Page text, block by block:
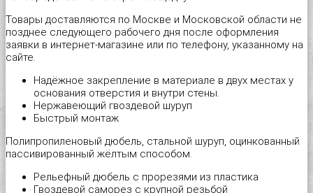
Распорный дюбель с потолочным крюком SX “Wkret-met”
Распорный дюбель с простым крюком PX “Wkret-met”
Распорный дюбель тип S (Ус)
Распорный дюбель тип К (Ёж)
Распорный дюбель трехстороннего распора KPX «Wkret-met»
Скользящая опора для стропил
Угловой соединитель
Уголок крепежный равносторонний (KUR)
Уголок мебельный
Уголок рамный
Тонкогубцы "Targ German type"
Топор со стеклопластиковой ручкой "Strike"
Уровень плиточника "Metric Tiler"
Шпатель резиновый белый
Шпатель фасадный нержавеющий
Товары доставляются по Москве и Московской области не
позднее следующего рабочего дня после оформления
заявки в интернет-магазине или по телефону, указанному на
сайте.
Надёжное закрепление в материале в двух местах у
основания отверстия и внутри стены.
Нержавеющий гвоздевой шуруп
Быстрый монтаж
Полипропиленовый дюбель, стальной шуруп, оцинкованный
пассивированный жёлтым способом.
Рельефный дюбель с прорезями из пластика
Гвоздевой саморез с крупной резьбой